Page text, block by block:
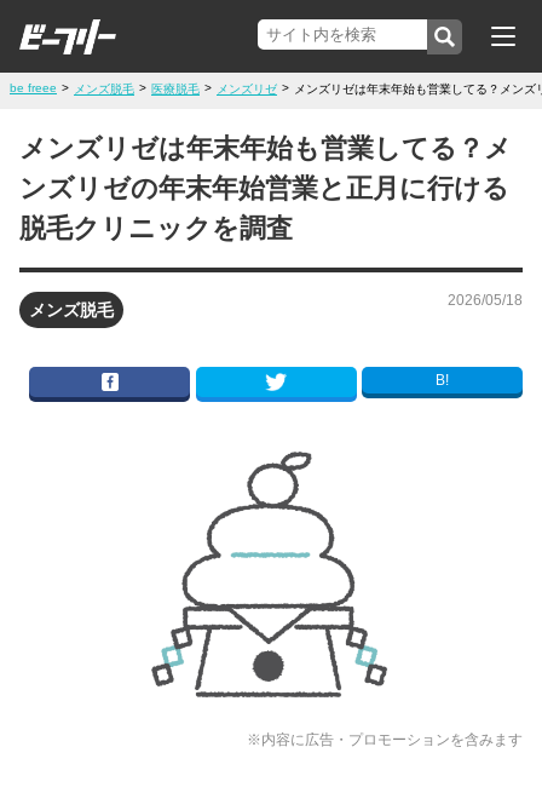
be freee > メンズ脱毛 > 医療脱毛 > メンズリゼ > メンズリゼは年末年始も営業してる？メン
メンズリゼは年末年始も営業してる？メ
ンズリゼの年末年始営業と正月に行ける
脱毛クリニックを調査
メンズ脱毛 2026/05/18
B!
※内容に広告・プロモーションを含みます